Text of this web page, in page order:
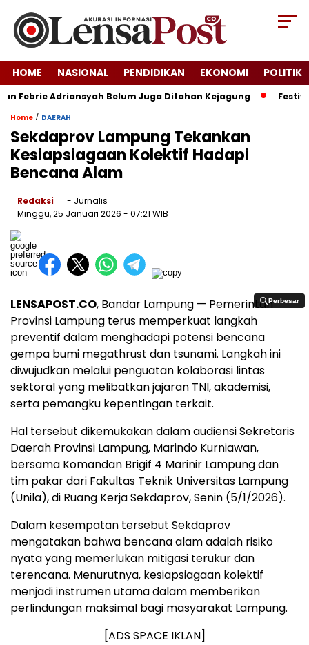
HOME NASIONAL PENDIDIKAN EKONOMI POLITIK
Adriansyah Belum Juga Ditahan Kejagung Festival
Home / DAERAH
Sekdaprov Lampung Tekankan
Kesiapsiagaan Kolektif Hadapi
Bencana Alam
Redaksi
- Jurnalis
Minggu, 25 Januari 2026 - 07:21 WIB
Perbesar
Perbesar
LENSAPOST.CO, Bandar Lampung — Pemerintah
Provinsi Lampung terus memperkuat langkah
preventif dalam menghadapi potensi bencana
gempa bumi megathrust dan tsunami. Langkah ini
diwujudkan melalui penguatan kolaborasi lintas
sektoral yang melibatkan jajaran TNI, akademisi,
serta pemangku kepentingan terkait.
Hal tersebut dikemukakan dalam audiensi Sekretaris
Daerah Provinsi Lampung, Marindo Kurniawan,
bersama Komandan Brigif 4 Marinir Lampung dan
tim pakar dari Fakultas Teknik Universitas Lampung
(Unila), di Ruang Kerja Sekdaprov, Senin (5/1/2026).
Dalam kesempatan tersebut Sekdaprov
mengatakan bahwa bencana alam adalah risiko
nyata yang memerlukan mitigasi terukur dan
terencana. Menurutnya, kesiapsiagaan kolektif
menjadi instrumen utama dalam memberikan
perlindungan maksimal bagi masyarakat Lampung.
[ADS SPACE IKLAN]